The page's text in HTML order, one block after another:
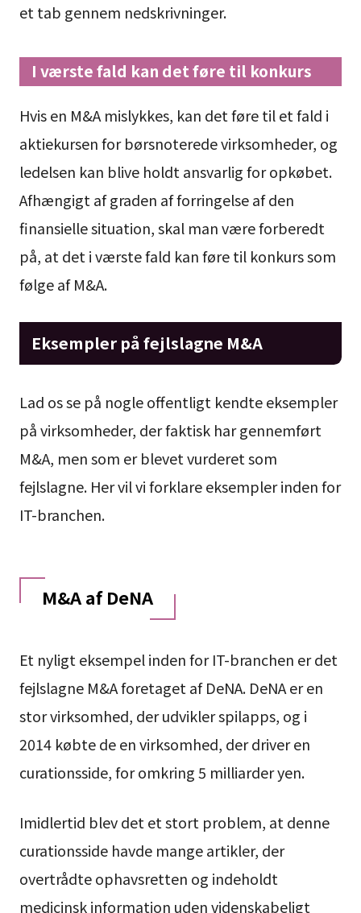
et tab gennem nedskrivninger.
I værste fald kan det føre til konkurs
Hvis en M&A mislykkes, kan det føre til et fald i
aktiekursen for børsnoterede virksomheder, og
ledelsen kan blive holdt ansvarlig for opkøbet.
Afhængigt af graden af forringelse af den
finansielle situation, skal man være forberedt
på, at det i værste fald kan føre til konkurs som
følge af M&A.
Eksempler på fejlslagne M&A
Lad os se på nogle offentligt kendte eksempler
på virksomheder, der faktisk har gennemført
M&A, men som er blevet vurderet som
fejlslagne. Her vil vi forklare eksempler inden for
IT-branchen.
M&A af DeNA
Et nyligt eksempel inden for IT-branchen er det
fejlslagne M&A foretaget af DeNA. DeNA er en
stor virksomhed, der udvikler spilapps, og i
2014 købte de en virksomhed, der driver en
curationsside, for omkring 5 milliarder yen.
Imidlertid blev det et stort problem, at denne
curationsside havde mange artikler, der
overtrådte ophavsretten og indeholdt
medicinsk information uden videnskabeligt